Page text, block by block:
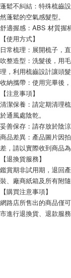
蓬鬆不糾結：特殊梳齒
然蓬鬆的空氣感髮型。
舒適握感：ABS 材質握
【使用方式】
日常梳理：展開梳子，
吹整造型：洗髮後，用
理，利用梳齒設計讓頭髮
收納攜帶：使用完畢後
【注意事項】
清潔保養：請定期清理
於通風處陰乾。
妥善保存：請存放於陰
商品差異：產品圖片因
差，請以實際收到商品為
【退換貨服務】
鑑賞期非試用期，退回
裝、廠商紙箱及所有附
【購買注意事項】
網路店所售出的商品僅
市進行退換貨、退款服